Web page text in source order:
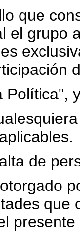
que
el grupo
Política",
de
que